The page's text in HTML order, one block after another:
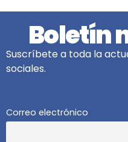
Boletín
Suscríbete a toda la
sociales.
Correo electrónico